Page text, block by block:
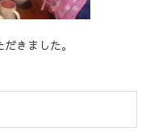
きました。